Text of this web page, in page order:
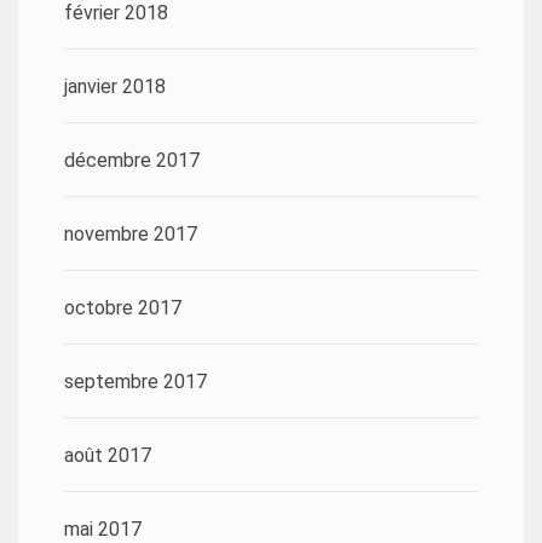
février 2018
janvier 2018
décembre 2017
novembre 2017
octobre 2017
septembre 2017
août 2017
mai 2017